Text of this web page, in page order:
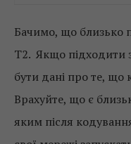
Бачимо, що близько
Т2. Якщо підходити
бути дані про те, що
Врахуйте, що є
яким після